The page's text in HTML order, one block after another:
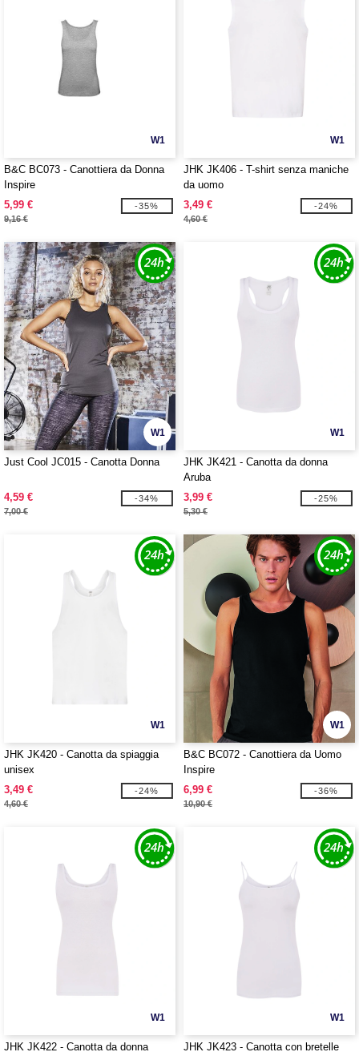
W1
B&C BC073 - Canottiera da Donna
Inspire
5,99 €
9,16 €
-35%
W1
JHK JK406 - T-shirt senza maniche
da uomo
3,49 €
4,60 €
-24%
W1
Just Cool JC015 - Canotta Donna
4,59 €
7,00 €
-34%
W1
JHK JK421 - Canotta da donna
Aruba
3,99 €
5,30 €
-25%
W1
JHK JK420 - Canotta da spiaggia
unisex
3,49 €
4,60 €
-24%
W1
B&C BC072 - Canottiera da Uomo
Inspire
6,99 €
10,90 €
-36%
W1
JHK JK422 - Canotta da donna
W1
JHK JK423 - Canotta con bretelle